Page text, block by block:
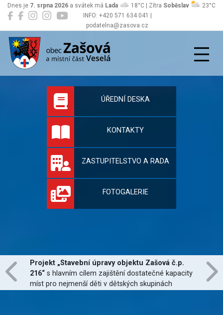
INFO: +420 571 634 041 |
podatelna@zasova.cz
Dnes je 7. srpna 2026 a svátek má Lada 18°C | Zítra Soběslav 23°C
Zašová
Oficiální stránky
ÚŘEDNÍ DESKA
KONTAKTY
ZASTUPITELSTVO A RADA
FOTOGALERIE
Projekt „Stavební úpravy objektu Zašová č.p.
216“ s hlavním cílem zajištění dostatečné kapacity
míst pro nejmenší děti v dětských skupinách